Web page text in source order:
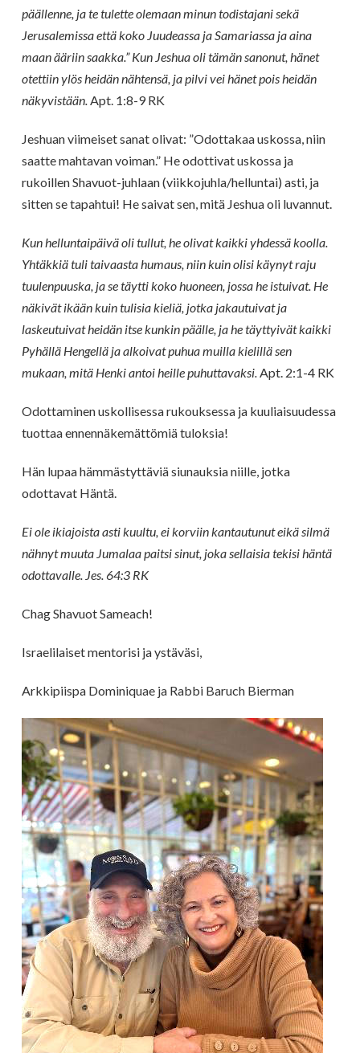
päällenne, ja te tulette olemaan minun todistajani sekä
Jerusalemissa että koko Juudeassa ja Samariassa ja aina
maan ääriin saakka.” Kun Jeshua oli tämän sanonut, hänet
otettiin ylös heidän nähtensä, ja pilvi vei hänet pois heidän
näkyvistään.Apt. 1:8-9 RK
Jeshuan viimeiset sanat olivat: ”Odottakaa uskossa, niin
saatte mahtavan voiman.” He odottivat uskossa ja
rukoillen Shavuot-juhlaan (viikkojuhla/helluntai) asti, ja
sitten se tapahtui! He saivat sen, mitä Jeshua oli luvannut.
Kun helluntaipäivä oli tullut, he olivat kaikki yhdessä koolla.
Yhtäkkiä tuli taivaasta humaus, niin kuin olisi käynyt raju
tuulenpuuska, ja se täytti koko huoneen, jossa he istuivat. He
näkivät ikään kuin tulisia kieliä, jotka jakautuivat ja
laskeutuivat heidän itse kunkin päälle, ja he täyttyivät kaikki
Pyhällä Hengellä ja alkoivat puhua muilla kielillä sen
mukaan, mitä Henki antoi heille puhuttavaksi.Apt. 2:1-4 RK
Odottaminen uskollisessa rukouksessa ja kuuliaisuudessa
tuottaa ennennäkemättömiä tuloksia!
Hän lupaa hämmästyttäviä siunauksia niille, jotka
odottavat Häntä.
Ei ole ikiajoista asti kuultu, ei korviin kantautunut eikä silmä
nähnyt muuta Jumalaa paitsi sinut, joka sellaisia tekisi häntä
odottavalle. Jes. 64:3 RK
Chag Shavuot Sameach!
Israelilaiset mentorisi ja ystäväsi,
Arkkipiispa Dominiquae ja Rabbi Baruch Bierman